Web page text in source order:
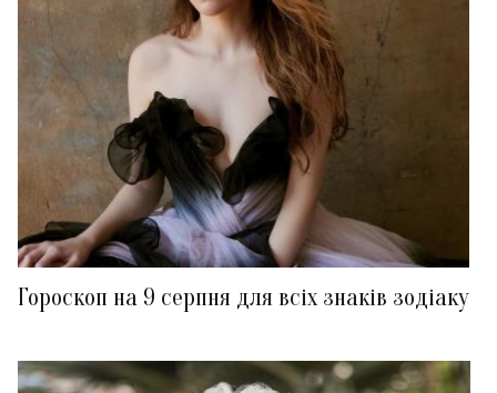
Гороскоп на 9 серпня для всіх знаків зодіаку